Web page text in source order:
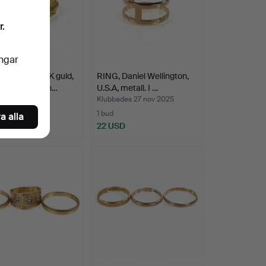
18K guld,
RING, Daniel Wellington,
U.S.A, metall. I …
Klubbades 27 nov 2025
1 bud
22 USD
alla